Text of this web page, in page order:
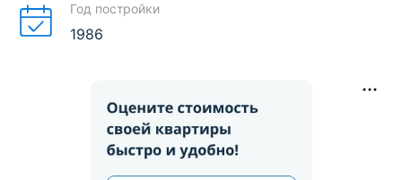
Год постройки
1986